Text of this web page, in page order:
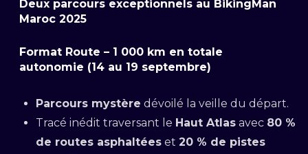
Deux parcours exceptionnels au BikingMan
Maroc 2025
Format Route – 1 000 km en totale
autonomie (14 au 19 septembre)
Parcours mystère dévoilé la veille du départ.
Tracé inédit traversant le Haut Atlas avec 80 %
de routes asphaltées et 20 % de pistes